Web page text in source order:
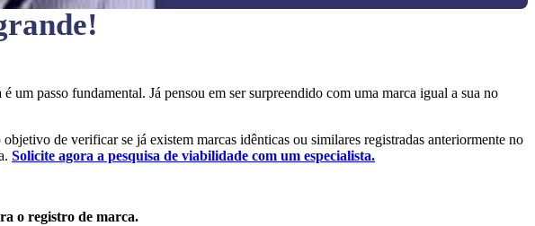
um passo fundamental. Já pensou em ser surpreendido com uma marca igual a sua no
de verificar se já existem marcas idênticas ou similares registradas anteriormente no
Solicite agora a pesquisa de viabilidade com um especialista.
o registro de marca.